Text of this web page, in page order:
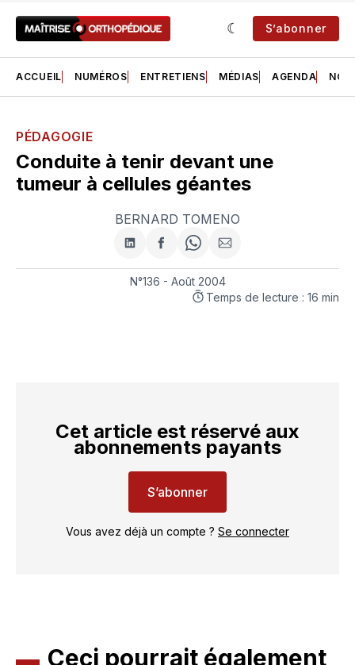
S’abonner
ACCUEIL NUMÉROS ENTRETIENS MÉDIAS AGENDA NOS
PÉDAGOGIE
Conduite à tenir devant une
tumeur à cellules géantes
BERNARD TOMENO
Partager
sur
LinkedIn
Partager
sur
Facebook
Share
on
WhatsApp
Partager
par
courriel
N°136 - Août 2004
Temps de lecture : 16 min
Cet article est réservé aux
abonnements payants
S’abonner
Vous avez déjà un compte ? Se connecter
Ceci pourrait également